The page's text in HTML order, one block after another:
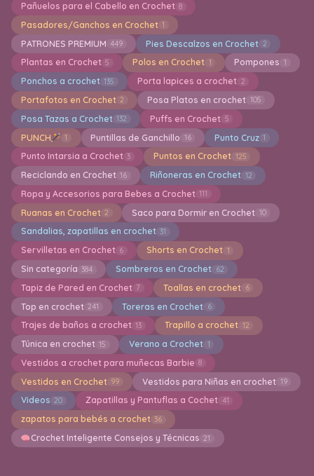
Pañuelos para el Cabello en Crochet 8
Pasadores/Ganchos en Crochet 1
PATRONES PREMIUM 449 Pies Descalzos en Crochet 2
Plantas en Crochet 5 Polos en Crochet 1 Pompones 1
Ponchos a crochet 135 Porta lapices a crochet 2
Portafotos en Crochet 2 Posa Platos en crochet 105
Posa Tazas a Crochet 132 Puffs en Crochet 5
PUNCH 1 Puntillas de Ganchillo 16 Punto Cruz 1
Punto Intarsia a Crochet 3 Puntos en Crochet 125
Reciclando en Crochet 16 Riñoneras en Crochet 12
Ropa y Accesorios para Bebes a Crochet 111
Ruanas en Crochet 2 Saco para Dormir en Crochet 10
Sandalias, zapatillas en crochet 31
Servilletas en Crochet 6 Shorts en Crochet 1
Sin categoría 384 Sombreros en Crochet 62
Tapiz de Pared en Crochet 7 Toallas en crochet 6
Top en crochet 241 Toreras en Crochet 6
Trajes de baños a crochet 13 Trapillo a crochet 12
Túnica en crochet 15 Verano a Crochet 1
Vestidos a crochet para muñecas Barbie 8
Vestidos en Crochet 99 Vestidos para Niñas en crochet 19
Videos 20 Zapatillas y Pantuflas a Cochet 41
zapatos para bebés a crochet 36
Crochet Inteligente Consejos y Técnicas 21